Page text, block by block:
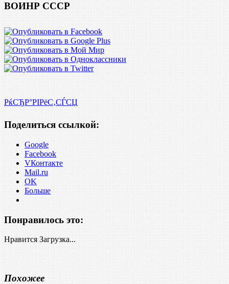
ВОИНР СССР
РќСЂР°РІРёС‚СЃСЏ
Поделиться ссылкой:
Google
Facebook
VКонтакте
Mail.ru
OK
Больше
Понравилось это:
Нравится Загрузка...
Похожее